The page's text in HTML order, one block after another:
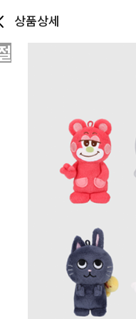
상품상세